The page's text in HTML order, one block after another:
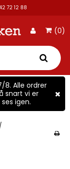
72 12 88
(0)
8. Alle ordrer
snart vi er
igen.
/